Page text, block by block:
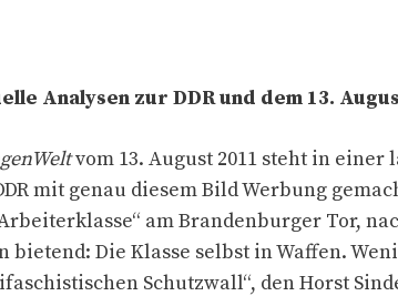
Analysen zur DDR und dem 13.
vom 13. August 2011 steht in einer
mit genau diesem Bild Werbung
am Brandenburger Tor,
bietend: Die Klasse selbst in Waffen.
Schutzwall“, den Horst